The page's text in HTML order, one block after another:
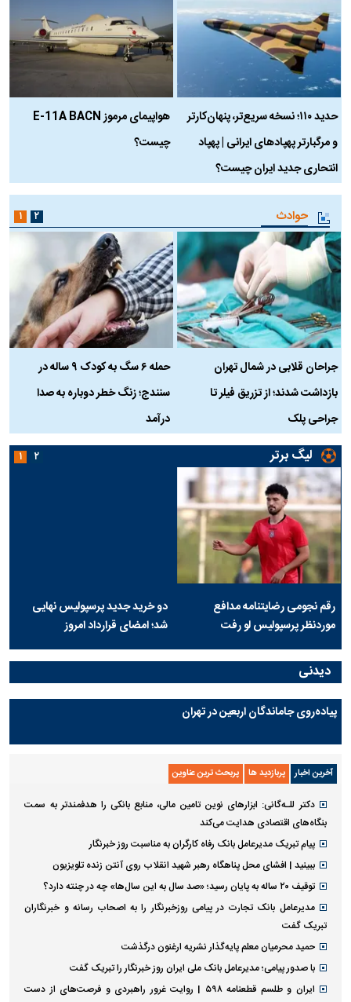
حدید ۱۱۰؛ نسخه سریع‌تر، پنهان‌کارتر
و مرگبارتر پهپادهای ایرانی | پهپاد
انتحاری جدید ایران چیست؟
هواپیمای مرموز E-11A BACN
چیست؟
حوادث
جراحان قلابی در شمال تهران
بازداشت شدند؛ از تزریق فیلر تا
جراحی پلک
حمله ۶ سگ به کودک ۹ ساله در
سنندج؛ زنگ خطر دوباره به صدا
درآمد
۱ ۲
لیگ برتر
رقم نجومی رضایتنامه مدافع
موردنظر پرسپولیس لو رفت
دو خرید جدید پرسپولیس نهایی
شد؛ امضای قرارداد امروز
۱ ۲
دیدنی
پیاده‌روی جاماندگان اربعین در تهران